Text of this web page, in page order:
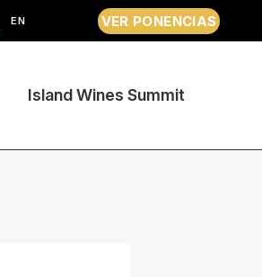
EN VER PONENCIAS
Island Wines Summit